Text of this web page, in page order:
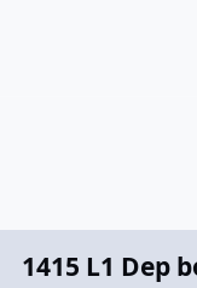
1415 L1 Dep